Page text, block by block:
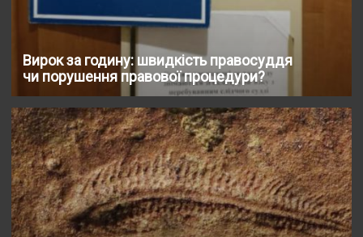
Вирок за годину: швидкість правосуддя
чи порушення правової процедури?